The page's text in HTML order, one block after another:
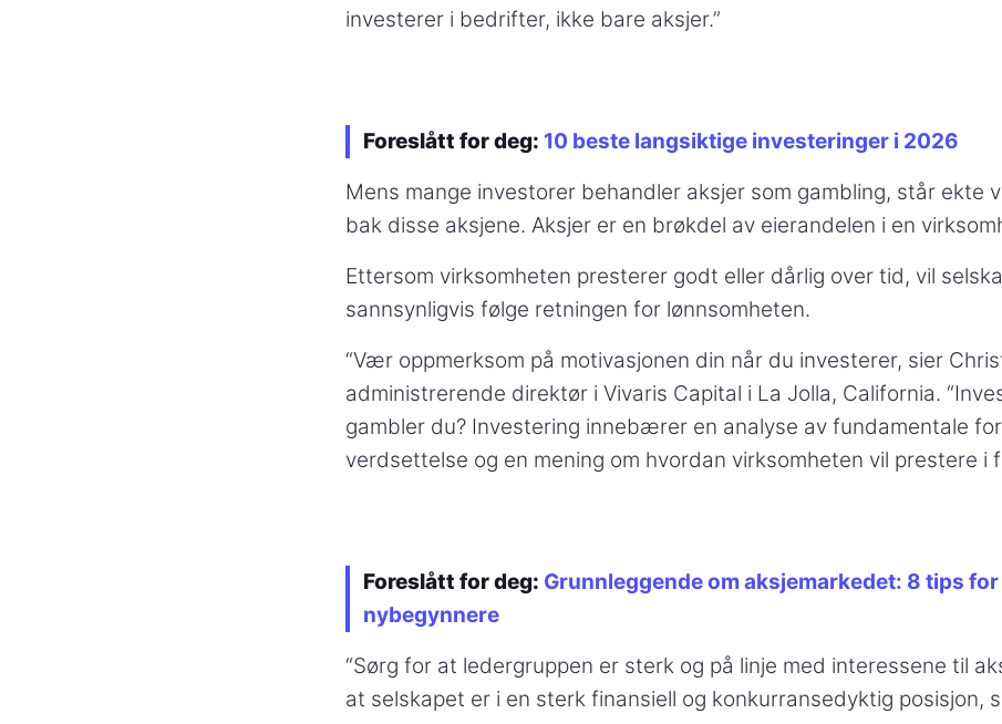
investerer i bedrifter, ikke bare aksjer.”
Foreslått for deg: 10 beste langsiktige investeringer i 2026
Mens mange investorer behandler aksjer som gambling, står ekte
bak disse aksjene. Aksjer er en brøkdel av eierandelen i en
Ettersom virksomheten presterer godt eller dårlig over tid, vil
sannsynligvis følge retningen for lønnsomheten.
“Vær oppmerksom på motivasjonen din når du investerer, sier
administrerende direktør i Vivaris Capital i La Jolla, California.
gambler du? Investering innebærer en analyse av fundamentale
verdsettelse og en mening om hvordan virksomheten vil prestere i
Foreslått for deg: Grunnleggende om aksjemarkedet: 8 tips for
nybegynnere
“Sørg for at ledergruppen er sterk og på linje med interessene til
at selskapet er i en sterk finansiell og konkurransedyktig posisjon,